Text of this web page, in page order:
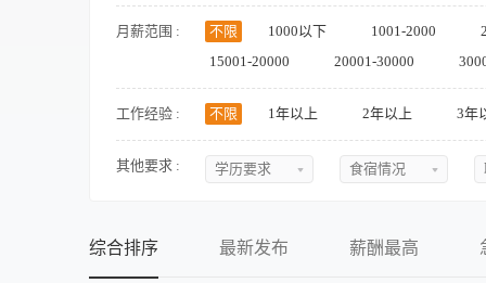
医疗健康
零售/商超 房地产/物业
政府/非营利/社会组织
其他
月薪范围 : 不限 1000以下 1001-2000
15001-20000
20001-30000
工作经验 : 不限 1年以上 2年以上 3年
其他要求 : 学历要求
初中
食宿情况
提供食宿
综合排序 最新发布 薪酬最高